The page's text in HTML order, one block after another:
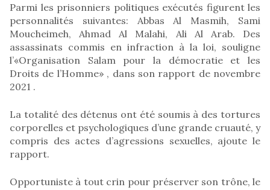
Parmi les prisonniers politiques exécutés figurent les
personnalités suivantes: Abbas Al Masmih, Sami
Moucheimeh, Ahmad Al Malahi, Ali Al Arab. Des
assassinats commis en infraction à la loi, souligne
l’«Organisation Salam pour la démocratie et les
Droits de l’Homme» , dans son rapport de novembre
2021 .
La totalité des détenus ont été soumis à des tortures
corporelles et psychologiques d’une grande cruauté, y
compris des actes d’agressions sexuelles, ajoute le
rapport.
Opportuniste à tout crin pour préserver son trône, le